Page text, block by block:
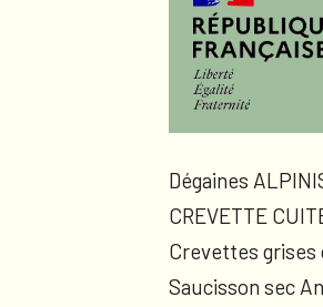
Dégaines
CREVETTE
Crevettes grises
Saucisson sec